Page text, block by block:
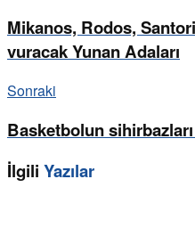
Mikanos, Rodos,
vuracak Yunan Adaları
Sonraki
Basketbolun
İlgili Yazılar